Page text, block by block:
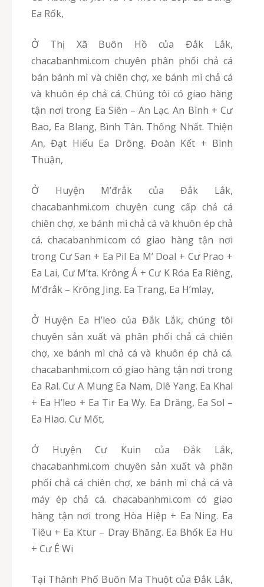
Ea Rốk,
Ở Thị Xã Buôn Hồ của Đắk Lắk,
chacabanhmi.com chuyên phân phối chả cá
bán bánh mì và chiên chợ, xe bánh mì chả cá
và khuôn ép chả cá. Chúng tôi có giao hàng
tận nơi trong Ea Siên – An Lạc. An Bình + Cư
Bao, Ea Blang, Bình Tân. Thống Nhất. Thiện
An, Đạt Hiếu Ea Drông. Đoàn Kết + Bình
Thuận,
Ở Huyện M’đrắk của Đắk Lắk,
chacabanhmi.com chuyên cung cấp chả cá
chiên chợ, xe bánh mì chả cá và khuôn ép chả
cá. chacabanhmi.com có giao hàng tận nơi
trong Cư San + Ea Pil Ea M’ Doal + Cư Prao +
Ea Lai, Cư M’ta. Krông Á + Cư K Róa Ea Riêng,
M’đrắk – Krông Jing. Ea Trang, Ea H’mlay,
Ở Huyện Ea H’leo của Đắk Lắk, chúng tôi
chuyên sản xuất và phân phối chả cá chiên
chợ, xe bánh mì chả cá và khuôn ép chả cá.
chacabanhmi.com có giao hàng tận nơi trong
Ea Ral. Cư A Mung Ea Nam, Dlê Yang. Ea Khal
+ Ea H’leo + Ea Tir Ea Wy. Ea Drăng, Ea Sol –
Ea Hiao. Cư Mốt,
Ở Huyện Cư Kuin của Đắk Lắk,
chacabanhmi.com chuyên sản xuất và phân
phối chả cá chiên chợ, xe bánh mì chả cá và
máy ép chả cá. chacabanhmi.com có giao
hàng tận nơi trong Hòa Hiệp + Ea Ning. Ea
Tiêu + Ea Ktur – Dray Bhăng. Ea Bhốk Ea Hu
+ Cư Ê Wi
Tại Thành Phố Buôn Ma Thuột của Đắk Lắk,